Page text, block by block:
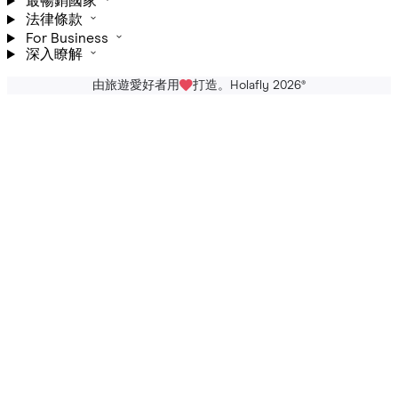
法律條款
For Business
深入瞭解
由旅遊愛好者用 打造。Holafly 2026®